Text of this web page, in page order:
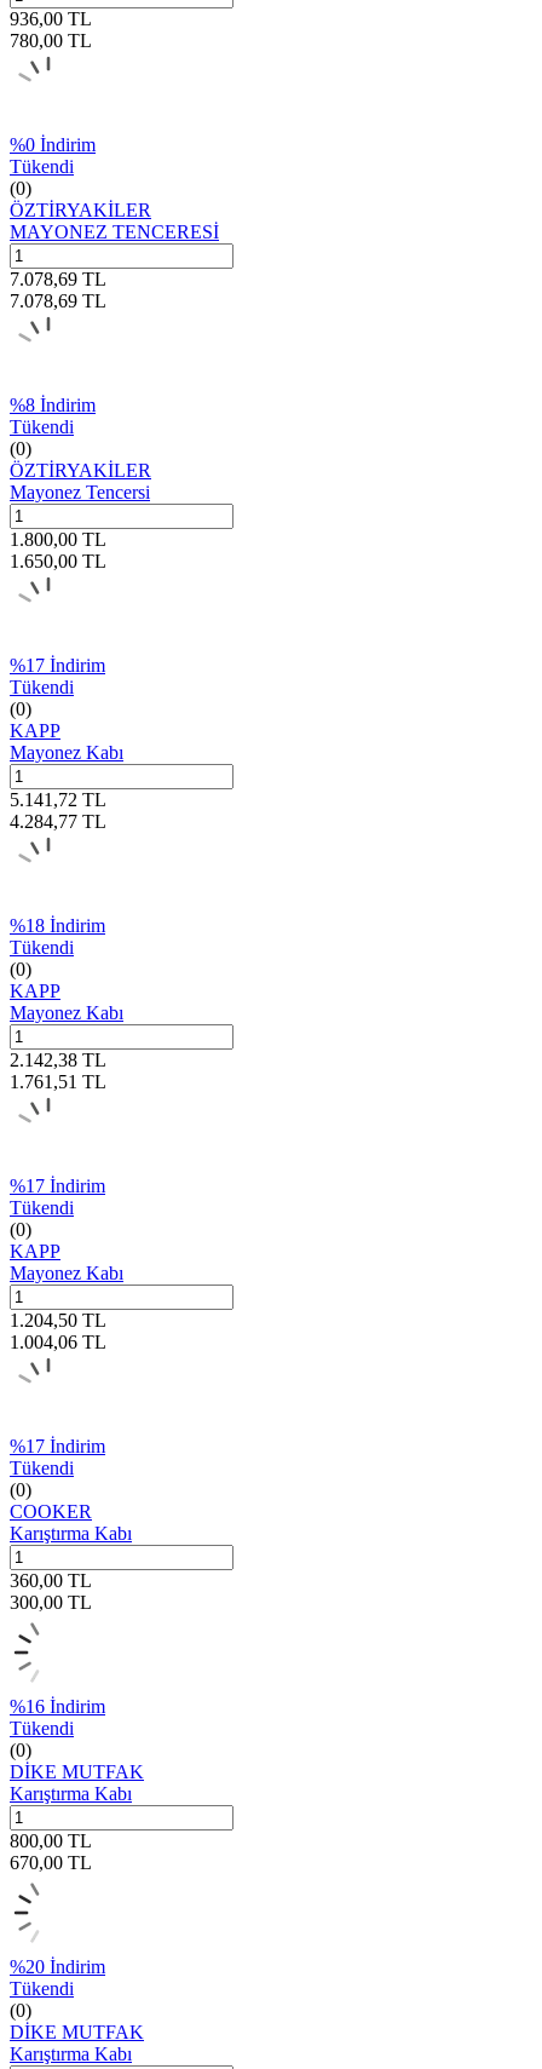
936,00 TL
780,00 TL
%0 İndirim
Tükendi
(0)
ÖZTİRYAKİLER
MAYONEZ TENCERESİ
7.078,69 TL
7.078,69 TL
%8 İndirim
Tükendi
(0)
ÖZTİRYAKİLER
Mayonez Tencersi
1.800,00 TL
1.650,00 TL
%17 İndirim
Tükendi
(0)
KAPP
Mayonez Kabı
5.141,72 TL
4.284,77 TL
%18 İndirim
Tükendi
(0)
KAPP
Mayonez Kabı
2.142,38 TL
1.761,51 TL
%17 İndirim
Tükendi
(0)
KAPP
Mayonez Kabı
1.204,50 TL
1.004,06 TL
%17 İndirim
Tükendi
(0)
COOKER
Karıştırma Kabı
360,00 TL
300,00 TL
%16 İndirim
Tükendi
(0)
DİKE MUTFAK
Karıştırma Kabı
800,00 TL
670,00 TL
%20 İndirim
Tükendi
(0)
DİKE MUTFAK
Karıştırma Kabı